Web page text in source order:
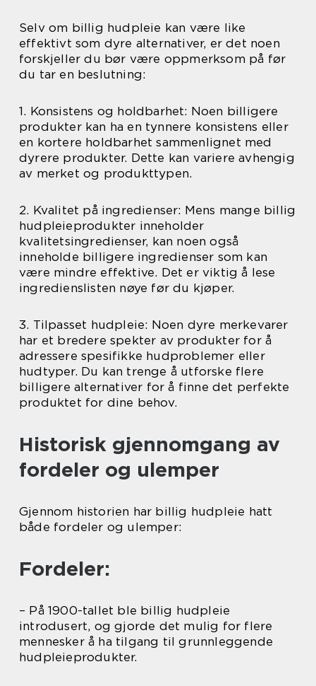
Selv om billig hudpleie kan være like
effektivt som dyre alternativer, er det noen
forskjeller du bør være oppmerksom på før
du tar en beslutning:
1. Konsistens og holdbarhet: Noen billigere
produkter kan ha en tynnere konsistens eller
en kortere holdbarhet sammenlignet med
dyrere produkter. Dette kan variere avhengig
av merket og produkttypen.
2. Kvalitet på ingredienser: Mens mange billig
hudpleieprodukter inneholder
kvalitetsingredienser, kan noen også
inneholde billigere ingredienser som kan
være mindre effektive. Det er viktig å lese
ingredienslisten nøye før du kjøper.
3. Tilpasset hudpleie: Noen dyre merkevarer
har et bredere spekter av produkter for å
adressere spesifikke hudproblemer eller
hudtyper. Du kan trenge å utforske flere
billigere alternativer for å finne det perfekte
produktet for dine behov.
Historisk gjennomgang av
fordeler og ulemper
Gjennom historien har billig hudpleie hatt
både fordeler og ulemper:
Fordeler:
– På 1900-tallet ble billig hudpleie
introdusert, og gjorde det mulig for flere
mennesker å ha tilgang til grunnleggende
hudpleieprodukter.